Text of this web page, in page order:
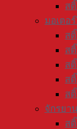
ส
มอเตอ
ส
ส
ส
ส
ส
จักรยาน
ส